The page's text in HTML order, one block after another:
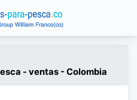
- ventas - Colombia